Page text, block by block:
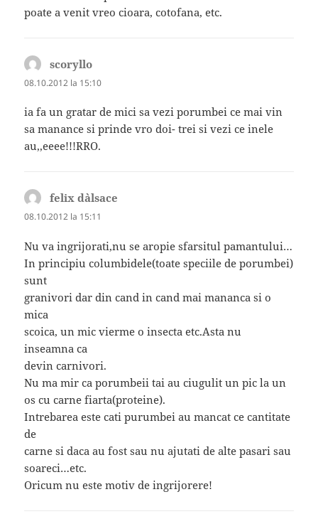
poate a venit vreo cioara, cotofana, etc.
scoryllo
08.10.2012 la 15:10
ia fa un gratar de mici sa vezi porumbei ce mai vin
sa manance si prinde vro doi- trei si vezi ce inele
au,,eeee!!!RRO.
felix d`alsace
08.10.2012 la 15:11
Nu va ingrijorati,nu se aropie sfarsitul pamantului…
In principiu columbidele(toate speciile de porumbei)
sunt
granivori dar din cand in cand mai mananca si o
mica
scoica, un mic vierme o insecta etc.Asta nu
inseamna ca
devin carnivori.
Nu ma mir ca porumbeii tai au ciugulit un pic la un
os cu carne fiarta(proteine).
Intrebarea este cati purumbei au mancat ce cantitate
de
carne si daca au fost sau nu ajutati de alte pasari sau
soareci…etc.
Oricum nu este motiv de ingrijorere!